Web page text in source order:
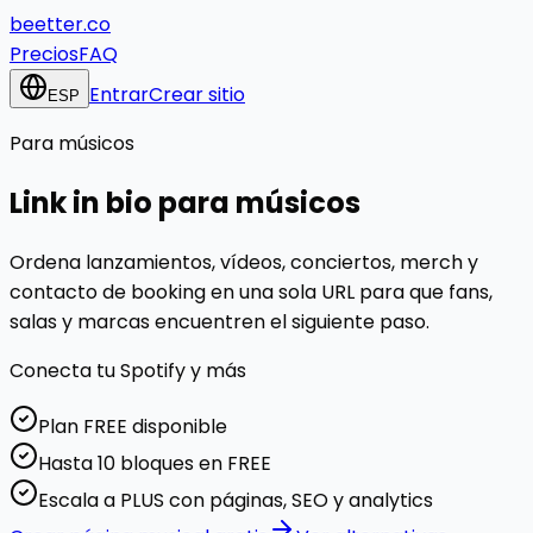
beetter.co
PreciosFAQ
ESP EntrarCrear sitio
Para músicos
Link in bio para músicos
Ordena lanzamientos, vídeos, conciertos, merch y
contacto de booking en una sola URL para que fans,
salas y marcas encuentren el siguiente paso.
Conecta tuSpotifyy más
Plan FREE disponible
Hasta 10 bloques en FREE
Escala a PLUS con páginas, SEO y analytics